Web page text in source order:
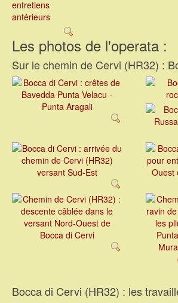
Les photos de l'operata :
Sur le chemin de Cervi (HR32) :
Bocca di Cervi (HR32) : les